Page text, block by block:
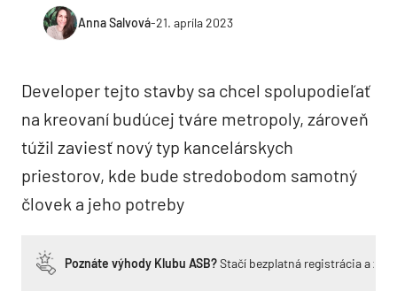
Anna Salvová-21. apríla 2023
Developer tejto stavby sa chcel spolupodieľať
na kreovaní budúcej tváre metropoly, zároveň
túžil zaviesť nový typ kancelárskych
priestorov, kde bude stredobodom samotný
človek a jeho potreby
Poznáte výhody Klubu ASB?Stačí bezplatná registrácia a